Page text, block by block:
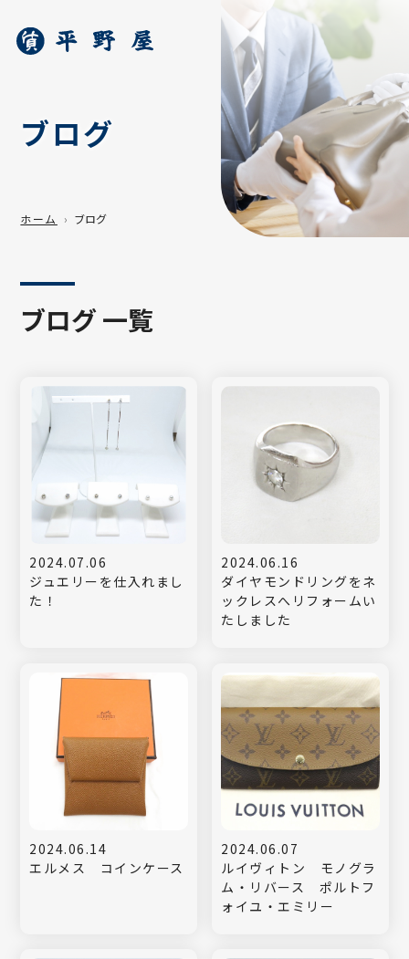
ブログ
ホーム ブログ
ブログ 一覧
2024.07.06
ジュエリーを仕入れまし
た！
2024.06.16
ダイヤモンドリングをネ
ックレスへリフォームい
たしました
2024.06.14
エルメス コインケース
2024.06.07
ルイヴィトン モノグラ
ム・リバース ポルトフ
ォイユ・エミリー